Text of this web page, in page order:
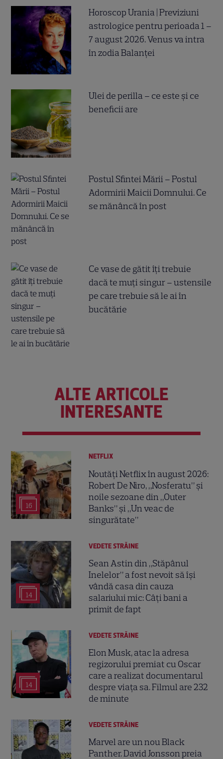
Horoscop Urania | Previziuni
astrologice pentru perioada 1 –
7 august 2026. Venus va intra
în zodia Balanței
Ulei de perilla – ce este și ce
beneficii are
Postul Sfintei Mării – Postul
Adormirii Maicii Domnului. Ce
se mănâncă în post
Ce vase de gătit îți trebuie
dacă te muți singur – ustensile
pe care trebuie să le ai în
bucătărie
ALTE ARTICOLE
INTERESANTE
16
NETFLIX
Noutăți Netflix în august 2026:
Robert De Niro, „Nosferatu” și
noile sezoane din „Outer
Banks” și „Un veac de
singurătate”
14
VEDETE STRĂINE
Sean Astin din „Stăpânul
Inelelor” a fost nevoit să își
vândă casa din cauza
salariului mic: Câți bani a
primit de fapt
14
VEDETE STRĂINE
Elon Musk, atac la adresa
regizorului premiat cu Oscar
care a realizat documentarul
despre viața sa. Filmul are 232
de minute
VEDETE STRĂINE
Marvel are un nou Black
Panther. David Jonsson preia